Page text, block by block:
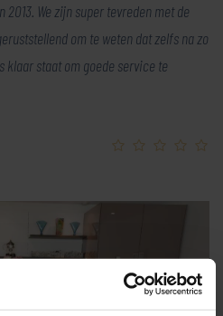
We zijn super tevreden met de
om te weten dat zelfs na zo
klaar staat om goede service te